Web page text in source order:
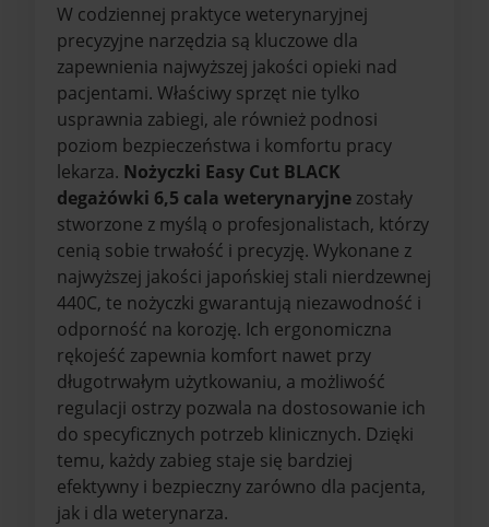
W codziennej praktyce weterynaryjnej
precyzyjne narzędzia są kluczowe dla
zapewnienia najwyższej jakości opieki nad
pacjentami. Właściwy sprzęt nie tylko
usprawnia zabiegi, ale również podnosi
poziom bezpieczeństwa i komfortu pracy
lekarza. Nożyczki Easy Cut BLACK
degażówki 6,5 cala weterynaryjne zostały
stworzone z myślą o profesjonalistach, którzy
cenią sobie trwałość i precyzję. Wykonane z
najwyższej jakości japońskiej stali nierdzewnej
440C, te nożyczki gwarantują niezawodność i
odporność na korozję. Ich ergonomiczna
rękojeść zapewnia komfort nawet przy
długotrwałym użytkowaniu, a możliwość
regulacji ostrzy pozwala na dostosowanie ich
do specyficznych potrzeb klinicznych. Dzięki
temu, każdy zabieg staje się bardziej
efektywny i bezpieczny zarówno dla pacjenta,
jak i dla weterynarza.